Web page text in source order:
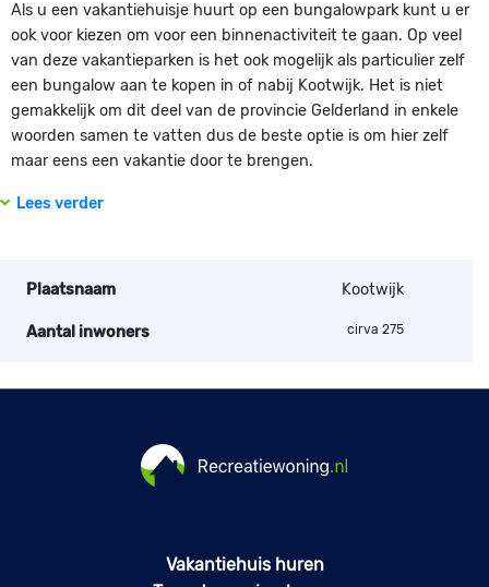
Als u een vakantiehuisje huurt op een bungalowpark kunt u er
ook voor kiezen om voor een binnenactiviteit te gaan. Op veel
van deze vakantieparken is het ook mogelijk als particulier zelf
een bungalow aan te kopen in of nabij Kootwijk. Het is niet
gemakkelijk om dit deel van de provincie Gelderland in enkele
woorden samen te vatten dus de beste optie is om hier zelf
maar eens een vakantie door te brengen.
Lees verder
Plaatsnaam Kootwijk
Aantal inwoners cirva 275
Vakantiehuis huren